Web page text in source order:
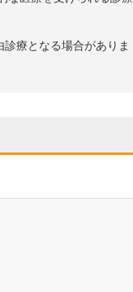
療となる場合がありま